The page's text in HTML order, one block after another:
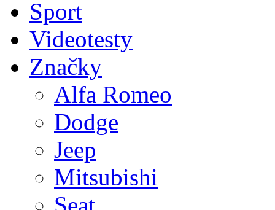
Sport
Videotesty
Značky
Alfa Romeo
Dodge
Jeep
Mitsubishi